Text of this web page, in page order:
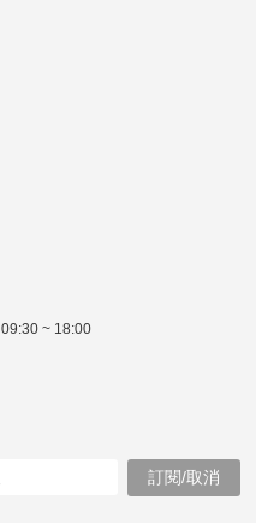
09:30 ~ 18:00